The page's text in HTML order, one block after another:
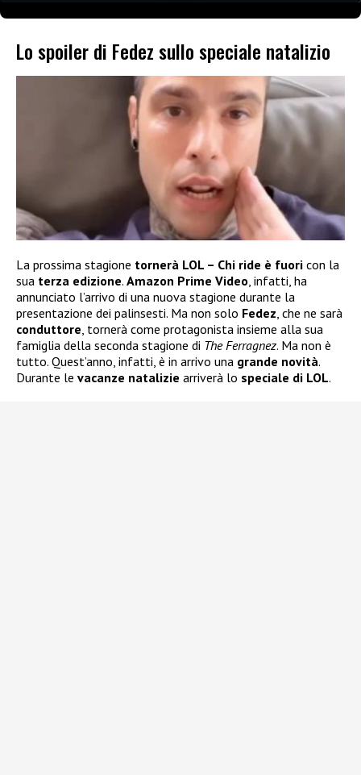
Lo spoiler di Fedez sullo speciale natalizio
La prossima stagione tornerà LOL – Chi ride è fuori con la
sua terza edizione. Amazon Prime Video, infatti, ha
annunciato l’arrivo di una nuova stagione durante la
presentazione dei palinsesti. Ma non solo Fedez, che ne sarà
conduttore, tornerà come protagonista insieme alla sua
famiglia della seconda stagione di The Ferragnez. Ma non è
tutto. Quest’anno, infatti, è in arrivo una grande novità.
Durante le vacanze natalizie arriverà lo speciale di LOL.